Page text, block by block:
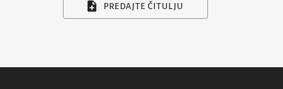
PREDAJTE ČITULJU